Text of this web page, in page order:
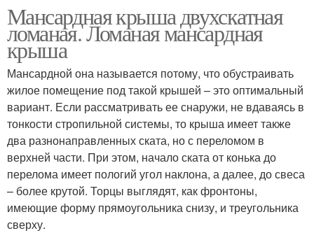
Мансардный этаж
Мансардная крыша двухскатная
ломаная. Ломаная мансардная
крыша
Мансардной она называется потому, что обустраивать
жилое помещение под такой крышей – это оптимальный
вариант. Если рассматривать ее снаружи, не вдаваясь в
тонкости стропильной системы, то крыша имеет также
два разнонаправленных ската, но с переломом в
верхней части. При этом, начало ската от конька до
перелома имеет пологий угол наклона, а далее, до свеса
– более крутой. Торцы выглядят, как фронтоны,
имеющие форму прямоугольника снизу, и треугольника
сверху.